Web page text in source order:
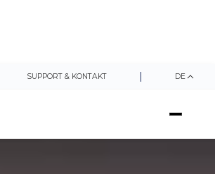
SUPPORT & KONTAKT DE